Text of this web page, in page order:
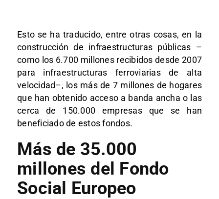
Esto se ha traducido, entre otras cosas, en la
construcción de infraestructuras públicas –
como los 6.700 millones recibidos desde 2007
para infraestructuras ferroviarias de alta
velocidad–, los más de 7 millones de hogares
que han obtenido acceso a banda ancha o las
cerca de 150.000 empresas que se han
beneficiado de estos fondos.
Más de 35.000
millones del Fondo
Social Europeo